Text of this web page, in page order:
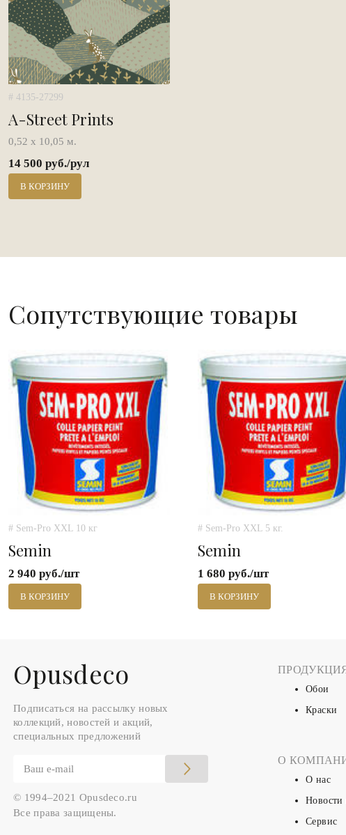
# 4135-27299
A-Street Prints
0,52 х 10,05 м.
14 500 руб./рул
В КОРЗИНУ
Сопутствующие товары
# Sem-Pro XXL 10 кг
Semin
2 940 руб./шт
В КОРЗИНУ
# Sem-Pro XXL 5 кг.
Semin
1 680 руб./шт
В КОРЗИНУ
Оpusdeco
Подписаться на рассылку новых
коллекций, новостей и акций,
специальных предложений
© 1994–2021 Opusdeco.ru
Все права защищены.
Обои
Краски
О
О нас
Новости
Сервис